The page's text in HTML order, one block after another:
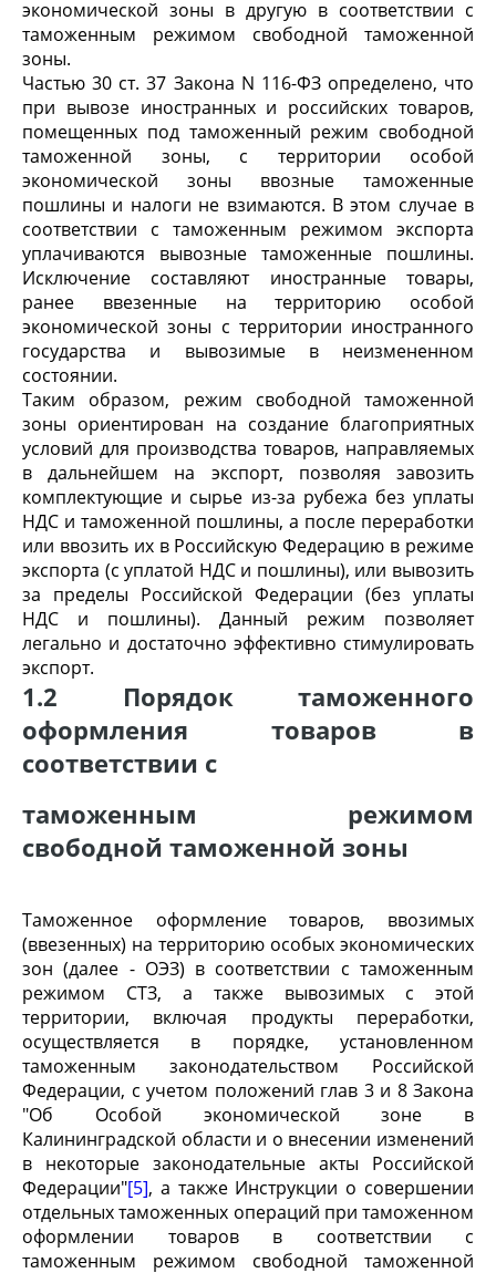
экономической зоны в другую в соответствии с
таможенным режимом свободной таможенной
зоны.
Частью 30 ст. 37 Закона N 116-ФЗ определено, что
при вывозе иностранных и российских товаров,
помещенных под таможенный режим свободной
таможенной зоны, с территории особой
экономической зоны ввозные таможенные
пошлины и налоги не взимаются. В этом случае в
соответствии с таможенным режимом экспорта
уплачиваются вывозные таможенные пошлины.
Исключение составляют иностранные товары,
ранее ввезенные на территорию особой
экономической зоны с территории иностранного
государства и вывозимые в неизмененном
состоянии.
Таким образом, режим свободной таможенной
зоны ориентирован на создание благоприятных
условий для производства товаров, направляемых
в дальнейшем на экспорт, позволяя завозить
комплектующие и сырье из-за рубежа без уплаты
НДС и таможенной пошлины, а после переработки
или ввозить их в Российскую Федерацию в режиме
экспорта (с уплатой НДС и пошлины), или вывозить
за пределы Российской Федерации (без уплаты
НДС и пошлины). Данный режим позволяет
легально и достаточно эффективно стимулировать
экспорт.
1.2 Порядок таможенного
оформления товаров в
соответствии с
таможенным режимом
свободной таможенной зоны
Таможенное оформление товаров, ввозимых
(ввезенных) на территорию особых экономических
зон (далее - ОЭЗ) в соответствии с таможенным
режимом СТЗ, а также вывозимых с этой
территории, включая продукты переработки,
осуществляется в порядке, установленном
таможенным законодательством Российской
Федерации, с учетом положений глав 3 и 8 Закона
"Об Особой экономической зоне в
Калининградской области и о внесении изменений
в некоторые законодательные акты Российской
Федерации"[5], а также Инструкции о совершении
отдельных таможенных операций при таможенном
оформлении товаров в соответствии с
таможенным режимом свободной таможенной